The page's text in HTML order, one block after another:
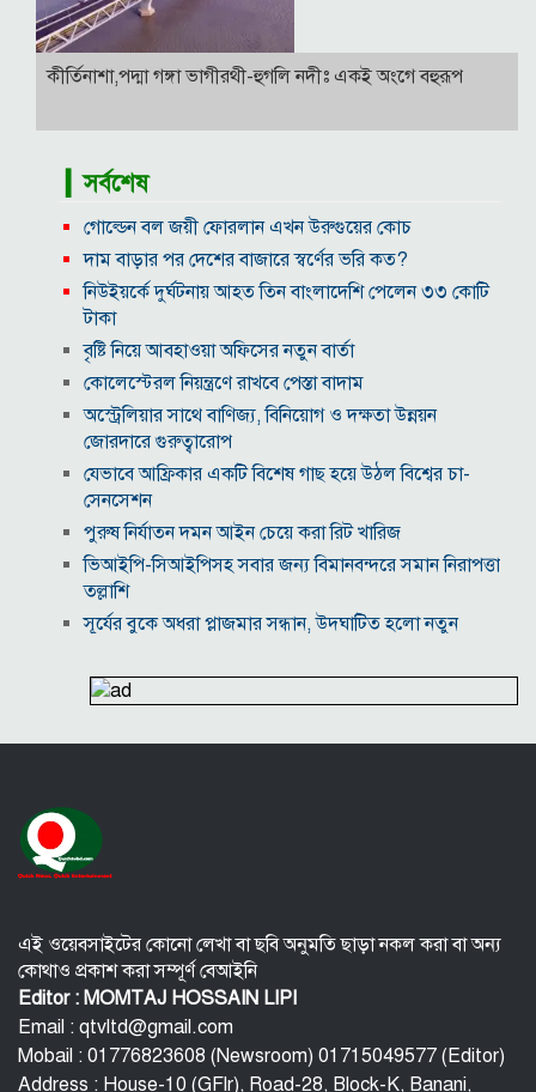
কীর্তিনাশা,পদ্মা গঙ্গা ভাগীরথী-হুগলি নদীঃ একই অংগে বহুরূপ
▎সর্বশেষ
গোল্ডেন বল জয়ী ফোরলান এখন উরুগুয়ের কোচ
দাম বাড়ার পর দেশের বাজারে স্বর্ণের ভরি কত?
নিউইয়র্কে দুর্ঘটনায় আহত তিন বাংলাদেশি পেলেন ৩৩ কোটি
টাকা
বৃষ্টি নিয়ে আবহাওয়া অফিসের নতুন বার্তা
কোলেস্টেরল নিয়ন্ত্রণে রাখবে পেস্তা বাদাম
অস্ট্রেলিয়ার সাথে বাণিজ্য, বিনিয়োগ ও দক্ষতা উন্নয়ন
জোরদারে গুরুত্বারোপ
যেভাবে আফ্রিকার একটি বিশেষ গাছ হয়ে উঠল বিশ্বের চা-
সেনসেশন
পুরুষ নির্যাতন দমন আইন চেয়ে করা রিট খারিজ
ভিআইপি-সিআইপিসহ সবার জন্য বিমানবন্দরে সমান নিরাপত্তা
তল্লাশি
সূর্যের বুকে অধরা প্লাজমার সন্ধান, উদ্ঘাটিত হলো নতুন
উপমহাদেশের প্রভাবশালী ১০ সুফি সাধক
কোটি টাকার মৃত্যু ভাতার লোভে সেনাদের বিয়ে, সামনে
পারমাণবিক পরিস্থিতি কি?
বাংলাদেশি টাকায় আজকের মুদ্রা বিনিময় হার
এই ওয়েবসাইটের কোনো লেখা বা ছবি অনুমতি ছাড়া নকল করা বা অন্য
কোথাও প্রকাশ করা সম্পূর্ণ বেআইনি
Editor : MOMTAJ HOSSAIN LIPI
Email : qtvltd@gmail.com
Mobail : 01776823608 (Newsroom) 01715049577 (Editor)
Address : House-10 (GFlr), Road-28, Block-K, Banani,